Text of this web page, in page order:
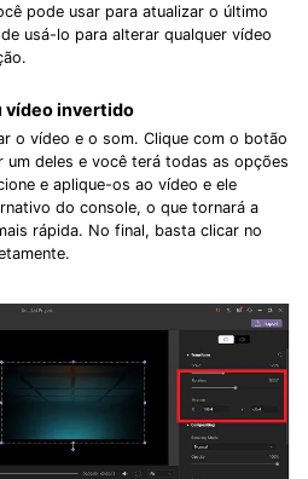
pode usar para atualizar o último
usá-lo para alterar qualquer vídeo
vídeo invertido
o vídeo e o som. Clique com o botão
um deles e você terá todas as opções
e aplique-os ao vídeo e ele
do console, o que tornará a
rápida. No final, basta clicar no